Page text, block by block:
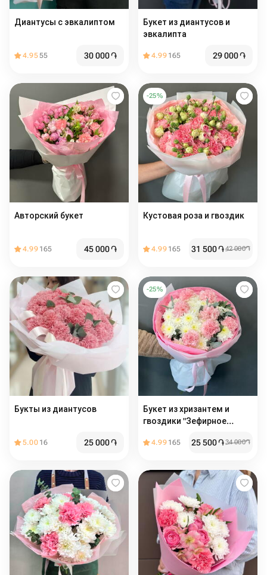
Диантусы с эвкалиптом
4.9555 30 000֏
Букет из диантусов и
эвкалипта
4.99 165 29 000֏
Авторский букет
4.99 165 45 000֏
-25%
Кустовая роза и гвоздик
4.99 165 31 500֏42 000֏
Букты из диантусов
5.00 16 25 000֏
-25%
Букет из хризантем и
гвоздики "Зефирное
4.99 165 25 500֏34 000֏